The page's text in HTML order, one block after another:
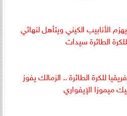
الأنابيب الكيني ويتأهل لنهائي
الطائرة سيدات
للكرة الطائرة .. الزمالك يفوز
ميموزا الإيفواري